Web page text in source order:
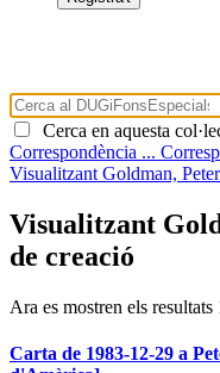
Cerca en aquesta
Correspondència ...
Visualitzant Goldman,
Visualitzant
de creació
Ara es mostren els resultats
Carta de 1983-12-29 a